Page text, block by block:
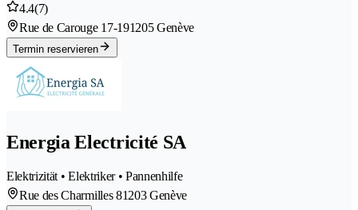
4.4(7)
Rue de Carouge 17-191205 Genève
Termin reservieren
Energia Electricité SA
Elektrizität • Elektriker • Pannenhilfe
Rue des Charmilles 81203 Genève